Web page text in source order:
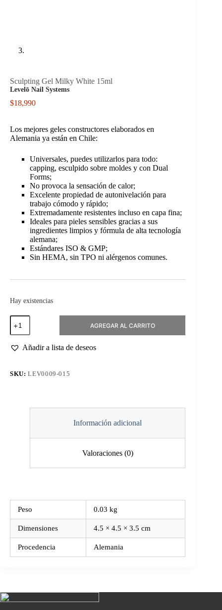
Sculpting Gel Milky White 15ml
Levelō Nail Systems
$18,990
Los mejores geles constructores elaborados en
Alemania ya están en Chile:
Universales, puedes utilizarlos para todo:
capping, esculpido sobre moldes y con Dual
Forms;
No provoca la sensación de calor;
Excelente propiedad de autonivelación para
trabajo cómodo y rápido;
Extremadamente resistentes incluso en capa fina;
Ideales para pieles sensibles gracias a sus
ingredientes limpios y fórmula de alta tecnología
alemana;
Estándares ISO & GMP;
Sin HEMA, sin TPO ni alérgenos comunes.
Hay existencias
Sculpting
Gel
Milky
White
15ml
AGREGAR AL CARRITO
Añadir a lista de deseos
SKU:LEV0009-015
Información adicional
Valoraciones (0)
Peso 0.03 kg
Dimensiones 4.5 × 4.5 × 3.5 cm
Procedencia Alemania